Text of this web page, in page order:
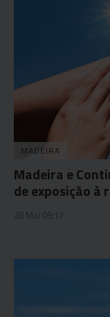
MADEIRA
Madeira e
de exposição à
28 Mai 09:17